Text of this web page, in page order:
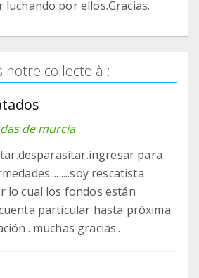
por ellos.Gracias.
notre collecte à :
de murcia
para
rescatista
lo cual los fondos están
particular hasta próxima
muchas gracias..